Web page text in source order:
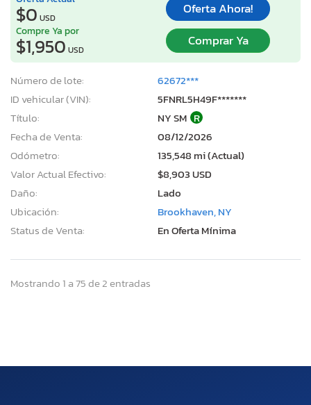
$0 USD
Oferta Ahora!
Compre Ya por
$1,950 USD
Comprar Ya
Número de lote:
62672***
ID vehicular (VIN):
5FNRL5H49F*******
Título:
NY SM R
Fecha de Venta:
08/12/2026
Odómetro:
135,548 mi (Actual)
Valor Actual Efectivo:
$8,903 USD
Daño:
Lado
Ubicación:
Brookhaven, NY
Status de Venta:
En Oferta Mínima
Mostrando 1 a 75 de 2 entradas